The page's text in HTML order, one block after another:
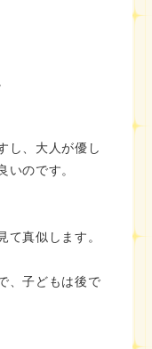
し、大人が優し
いのです。
て真似します。
、子どもは後で